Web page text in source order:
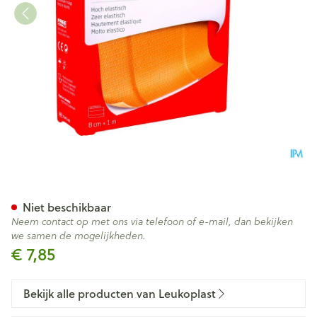
€ 7,85
Niet beschikbaar
Neem contact op met ons via telefoon of e-mail, dan bekijken
we samen de mogelijkheden.
Bekijk alle producten van Leukoplast